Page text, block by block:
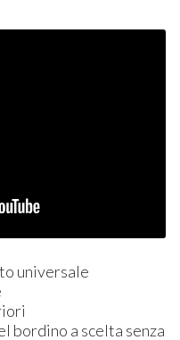
universale
bordino a scelta senza